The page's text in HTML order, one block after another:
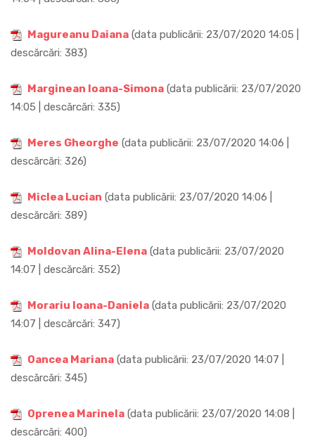
Magureanu Daiana (data publicării: 23/07/2020 14:05 |
descărcări: 383)
Marginean Ioana-Simona (data publicării: 23/07/2020
14:05 | descărcări: 335)
Meres Gheorghe (data publicării: 23/07/2020 14:06 |
descărcări: 326)
Miclea Lucian (data publicării: 23/07/2020 14:06 |
descărcări: 389)
Moldovan Alina-Elena (data publicării: 23/07/2020
14:07 | descărcări: 352)
Morariu Ioana-Daniela (data publicării: 23/07/2020
14:07 | descărcări: 347)
Oancea Mariana (data publicării: 23/07/2020 14:07 |
descărcări: 345)
Oprenea Marinela (data publicării: 23/07/2020 14:08 |
descărcări: 400)